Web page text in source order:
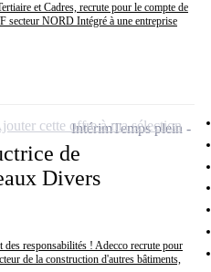
et Cadres, recrute pour le compte de
secteur NORD Intégré à une entreprise
de
Divers
responsabilités ! Adecco recrute pour
de la construction d'autres bâtiments,
IntérimTemps plein
cette offre à ma sélection